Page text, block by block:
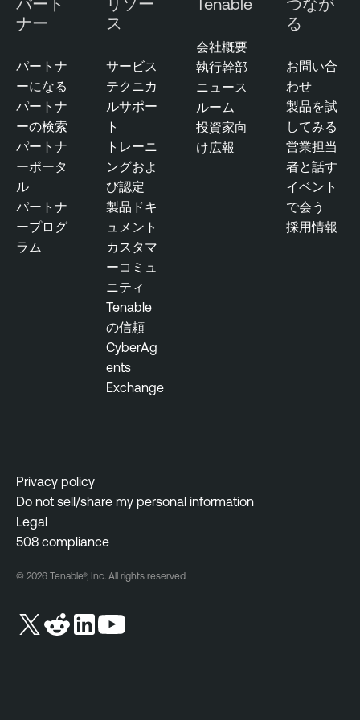
ナー
パートナ
ーになる
パートナ
ーの検索
パートナ
ーポータ
ル
パートナ
ープログ
ラム
ス
サービス
テクニカ
ルサポー
ト
トレーニ
ングおよ
び認定
製品ドキ
ュメント
カスタマ
ーコミュ
ニティ
Tenable
の信頼
CyberAg
ents
Exchange
会社概要
執行幹部
ニュース
ルーム
投資家向
け広報
る
お問い合
わせ
製品を試
してみる
営業担当
者と話す
イベント
で会う
採用情報
Privacy policy
Do not sell/share my personal information
Legal
508 compliance
© 2026 Tenable®, Inc. All rights reserved